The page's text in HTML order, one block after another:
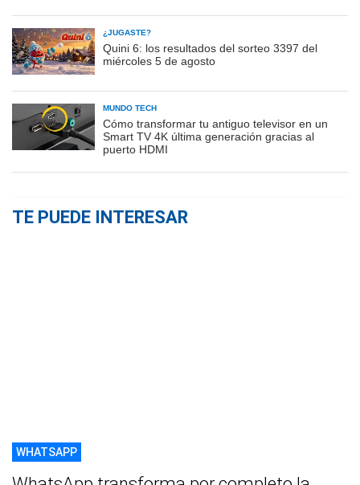
¿JUGASTE?
Quini 6: los resultados del sorteo 3397 del
miércoles 5 de agosto
MUNDO TECH
Cómo transformar tu antiguo televisor en un
Smart TV 4K última generación gracias al
puerto HDMI
TE PUEDE INTERESAR
WHATSAPP